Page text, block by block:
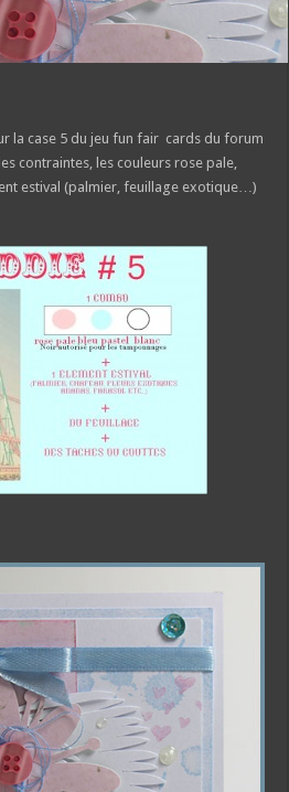
la case 5 du jeu fun fair cards du forum
contraintes, les couleurs rose pale,
estival (palmier, feuillage exotique…)